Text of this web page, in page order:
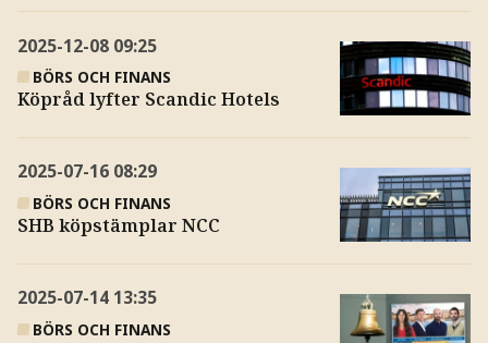
2025-12-08 09:25
BÖRS OCH FINANS
Köpråd lyfter Scandic Hotels
2025-07-16 08:29
BÖRS OCH FINANS
SHB köpstämplar NCC
2025-07-14 13:35
BÖRS OCH FINANS